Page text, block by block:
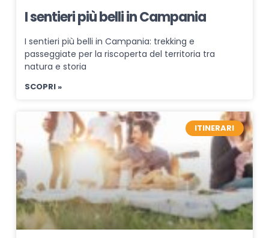
I sentieri più belli in Campania
I sentieri più belli in Campania: trekking e
passeggiate per la riscoperta del territoria tra
natura e storia
SCOPRI »
ITINERARI